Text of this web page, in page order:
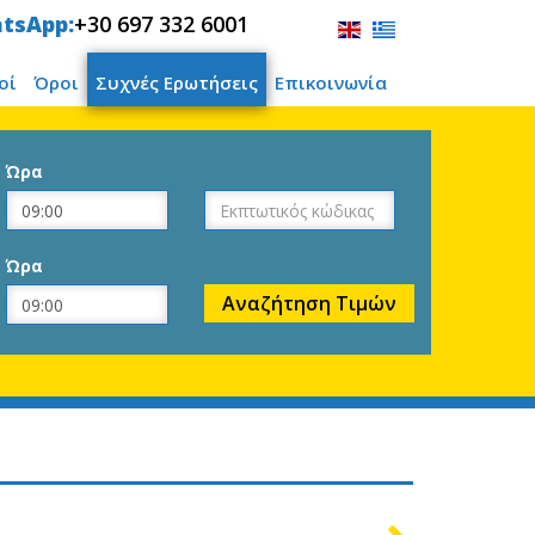
+30 697 332 6001
Όροι Συχνές Ερωτήσεις Επικοινωνία
Ώρα
Ώρα